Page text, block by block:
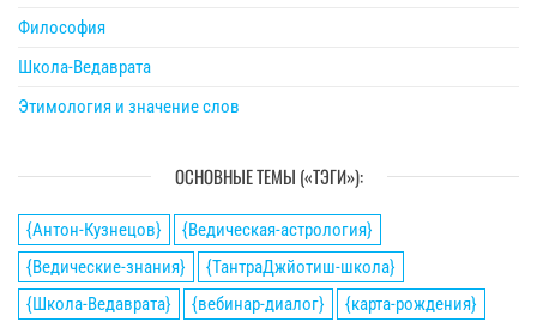
Философия
Школа-Ведаврата
Этимология и значение слов
ОСНОВНЫЕ ТЕМЫ («ТЭГИ»):
{Антон-Кузнецов}
{Ведическая-астрология}
{Ведические-знания}
{ТантраДжйотиш-школа}
{Школа-Ведаврата}
{вебинар-диалог}
{карта-рождения}